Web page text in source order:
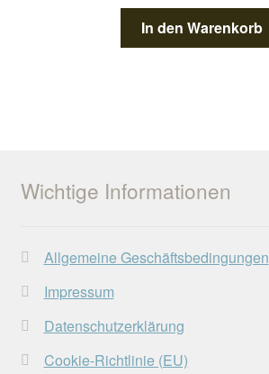
In den Warenkorb
Wichtige Informationen
Allgemeine Geschäftsbedingungen
Impressum
Datenschutzerklärung
Cookie-Richtlinie (EU)